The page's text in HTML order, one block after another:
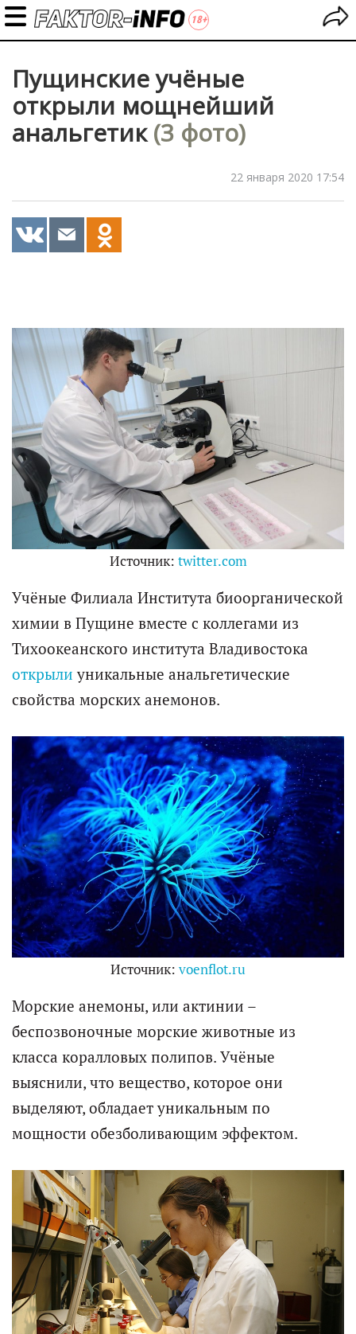
Пущинские учёные
открыли мощнейший
анальгетик(3 фото)
22 января 2020 17:54
Источник: twitter.com
Учёные Филиала Института биоорганической
химии в Пущине вместе с коллегами из
Тихоокеанского института Владивостока
открылиуникальные анальгетические
свойства морских анемонов.
Источник: voenflot.ru
Морские анемоны, или актинии –
беспозвоночные морские животные из
класса коралловых полипов. Учёные
выяснили, что вещество, которое они
выделяют, обладает уникальным по
мощности обезболивающим эффектом.